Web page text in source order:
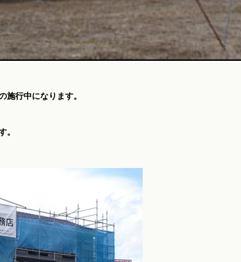
施行中になります。
。